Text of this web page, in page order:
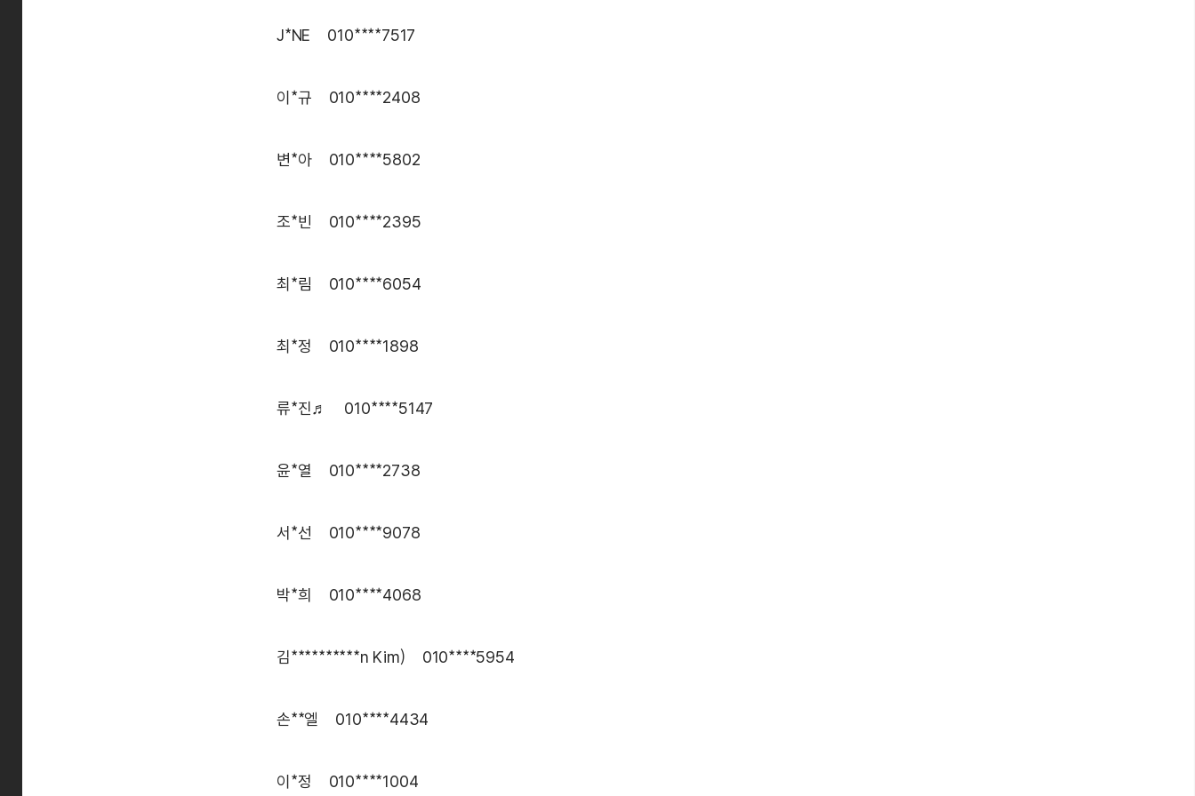
J*NE 010****7517
이*규 010****2408
변*아 010****5802
조*빈 010****2395
최*림 010****6054
최*정 010****1898
류*진♬ 010****5147
윤*열 010****2738
서*선 010****9078
박*희 010****4068
김**********n Kim) 010****5954
손**엘 010****4434
이*정 010****1004